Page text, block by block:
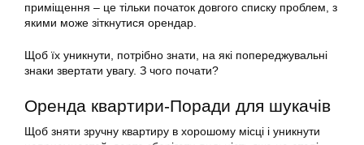
приміщення – це тільки початок довгого списку проблем, з
якими може зіткнутися орендар.
Щоб їх уникнути, потрібно знати, на які попереджувальні
знаки звертати увагу. З чого почати?
Оренда квартири-Поради для шукачів
Щоб зняти зручну квартиру в хорошому місці і уникнути